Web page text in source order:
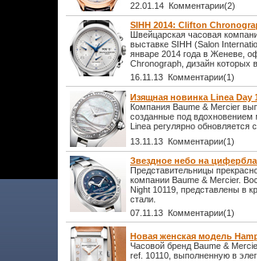
22.01.14 Комментарии(2)
SIHH 2014: Clifton
Швейцарская часовая
выставке SIHH (Salon
январе 2014 года в Женеве,
Chronograph, дизайн которых
16.11.13 Комментарии(1)
Изящная новинка Linea Day
Компания Baume & Mercier
созданные под вдохновением
Linea регулярно обновляется
13.11.13 Комментарии(1)
Звездное небо на
Представительницы
компании Baume & Mercier.
Night 10119, представлены в
стали.
07.11.13 Комментарии(1)
Новая женская модель
Часовой бренд Baume &
ref. 10110, выполненную в